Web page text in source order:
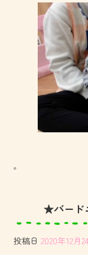
。
★バード
投稿日 2020年12月